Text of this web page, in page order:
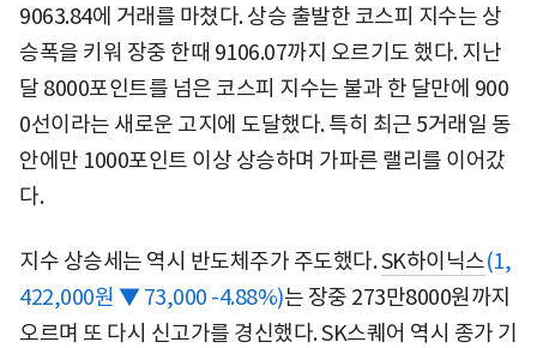
9063.84에 거래를 마쳤다. 상승 출발한 코스피 지수는 상
승폭을 키워 장중 한때 9106.07까지 오르기도 했다. 지난
달 8000포인트를 넘은 코스피 지수는 불과 한 달만에 900
0선이라는 새로운 고지에 도달했다. 특히 최근 5거래일 동
안에만 1000포인트 이상 상승하며 가파른 랠리를 이어갔
다.
지수 상승세는 역시 반도체주가 주도했다.SK하이닉스(1,
422,000원 ▼ 73,000 -4.88%)는 장중 273만8000원까지
오르며 또 다시 신고가를 경신했다. SK스퀘어 역시 종가 기